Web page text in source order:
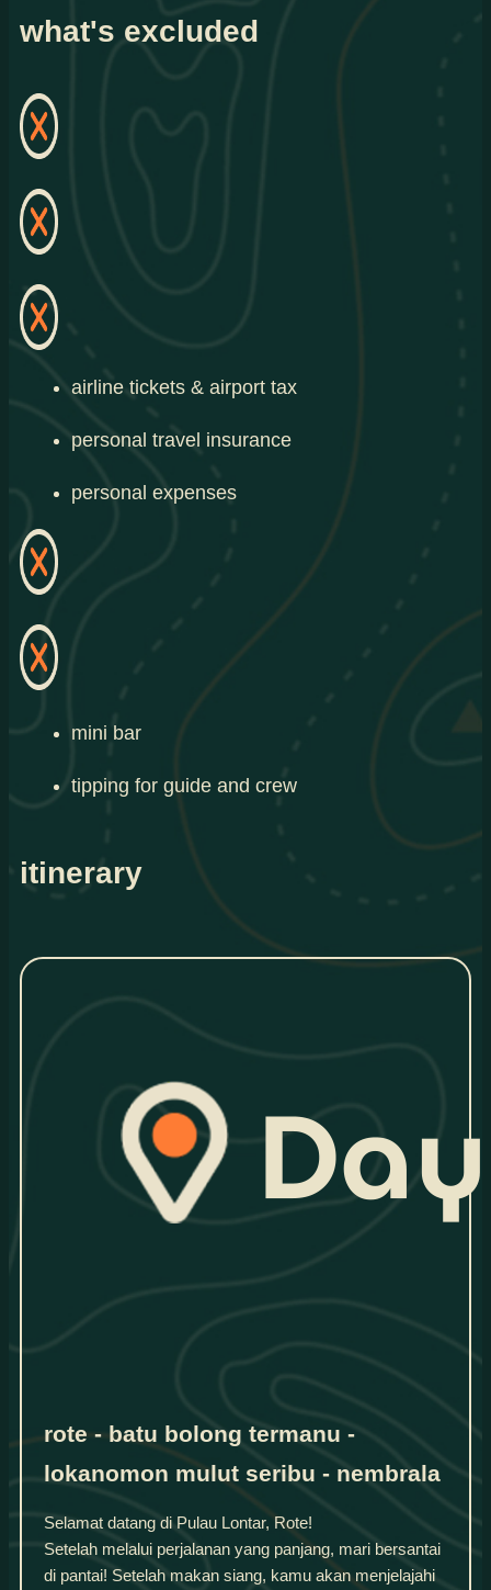
what's excluded
airline tickets & airport tax
personal travel insurance
personal expenses
mini bar
tipping for guide and crew
itinerary
rote - batu bolong termanu -
lokanomon mulut seribu - nembrala
Selamat datang di Pulau Lontar, Rote!
Setelah melalui perjalanan yang panjang, mari bersantai
di pantai! Setelah makan siang, kamu akan menjelajahi